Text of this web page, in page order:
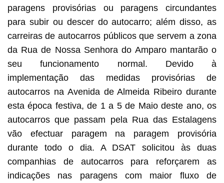
paragens provisórias ou paragens circundantes
para subir ou descer do autocarro; além disso, as
carreiras de autocarros públicos que servem a zona
da Rua de Nossa Senhora do Amparo mantarão o
seu funcionamento normal. Devido à
implementação das medidas provisórias de
autocarros na Avenida de Almeida Ribeiro durante
esta época festiva, de 1 a 5 de Maio deste ano, os
autocarros que passam pela Rua das Estalagens
vão efectuar paragem na paragem provisória
durante todo o dia. A DSAT solicitou às duas
companhias de autocarros para reforçarem as
indicações nas paragens com maior fluxo de